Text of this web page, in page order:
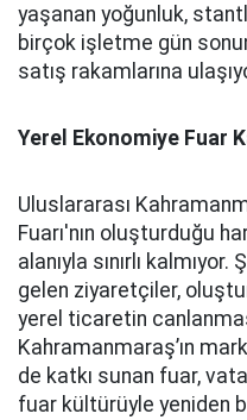
yaşanan yoğunluk,
birçok işletme gün
satış rakamlarına
Yerel Ekonomiye Fuar
Uluslararası
Fuarı'nın oluşturduğu
alanıyla sınırlı
gelen ziyaretçiler,
yerel ticaretin
Kahramanmaraş’ın
de katkı sunan fuar,
fuar kültürüyle yeniden